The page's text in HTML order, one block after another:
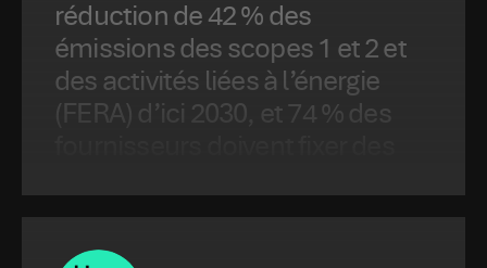
réduction de 42 % des
émissions des scopes 1 et 2 et
des activités liées à l’énergie
(FERA) d’ici 2030, et 74 % des